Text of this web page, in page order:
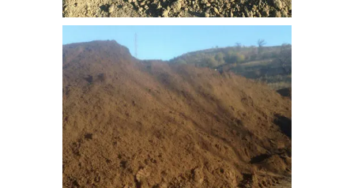
bitkisel_toprak-3